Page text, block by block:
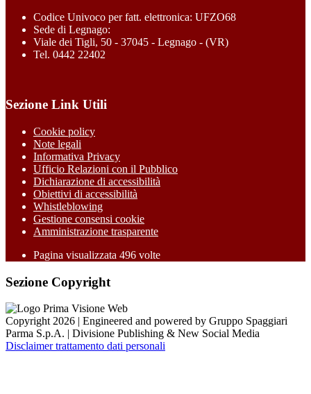
Codice Univoco per fatt. elettronica: UFZO68
Sede di Legnago:
Viale dei Tigli, 50 - 37045 - Legnago - (VR)
Tel. 0442 22402
Sezione Link Utili
Cookie policy
Note legali
Informativa Privacy
Ufficio Relazioni con il Pubblico
Dichiarazione di accessibilità
Obiettivi di accessibilità
Whistleblowing
Gestione consensi cookie
Amministrazione trasparente
Pagina visualizzata 496 volte
Sezione Copyright
Copyright 2026 | Engineered and powered by Gruppo Spaggiari
Parma S.p.A. | Divisione Publishing & New Social Media
Disclaimer trattamento dati personali